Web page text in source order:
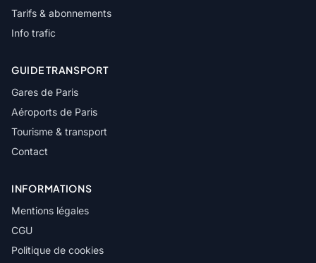
Tarifs & abonnements
Info trafic
GUIDE TRANSPORT
Gares de Paris
Aéroports de Paris
Tourisme & transport
Contact
INFORMATIONS
Mentions légales
CGU
Politique de cookies